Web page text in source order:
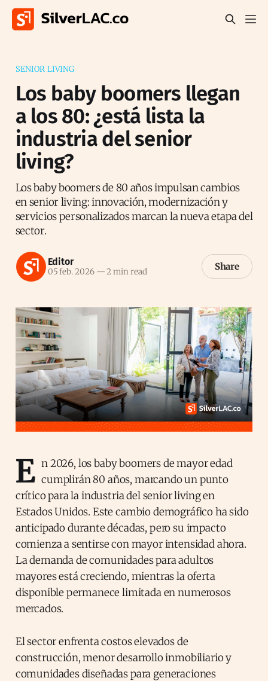
SENIOR LIVING
Los baby boomers llegan
a los 80: ¿está lista la
industria del senior
living?
Los baby boomers de 80 años impulsan cambios
en senior living: innovación, modernización y
servicios personalizados marcan la nueva etapa del
sector.
Editor
05 feb. 2026 —2 min read Share
E n 2026, los baby boomers de mayor edad
cumplirán 80 años, marcando un punto
crítico para la industria del senior living en
Estados Unidos. Este cambio demográfico ha sido
anticipado durante décadas, pero su impacto
comienza a sentirse con mayor intensidad ahora.
La demanda de comunidades para adultos
mayores está creciendo, mientras la oferta
disponible permanece limitada en numerosos
mercados.
El sector enfrenta costos elevados de
construcción, menor desarrollo inmobiliario y
comunidades diseñadas para generaciones